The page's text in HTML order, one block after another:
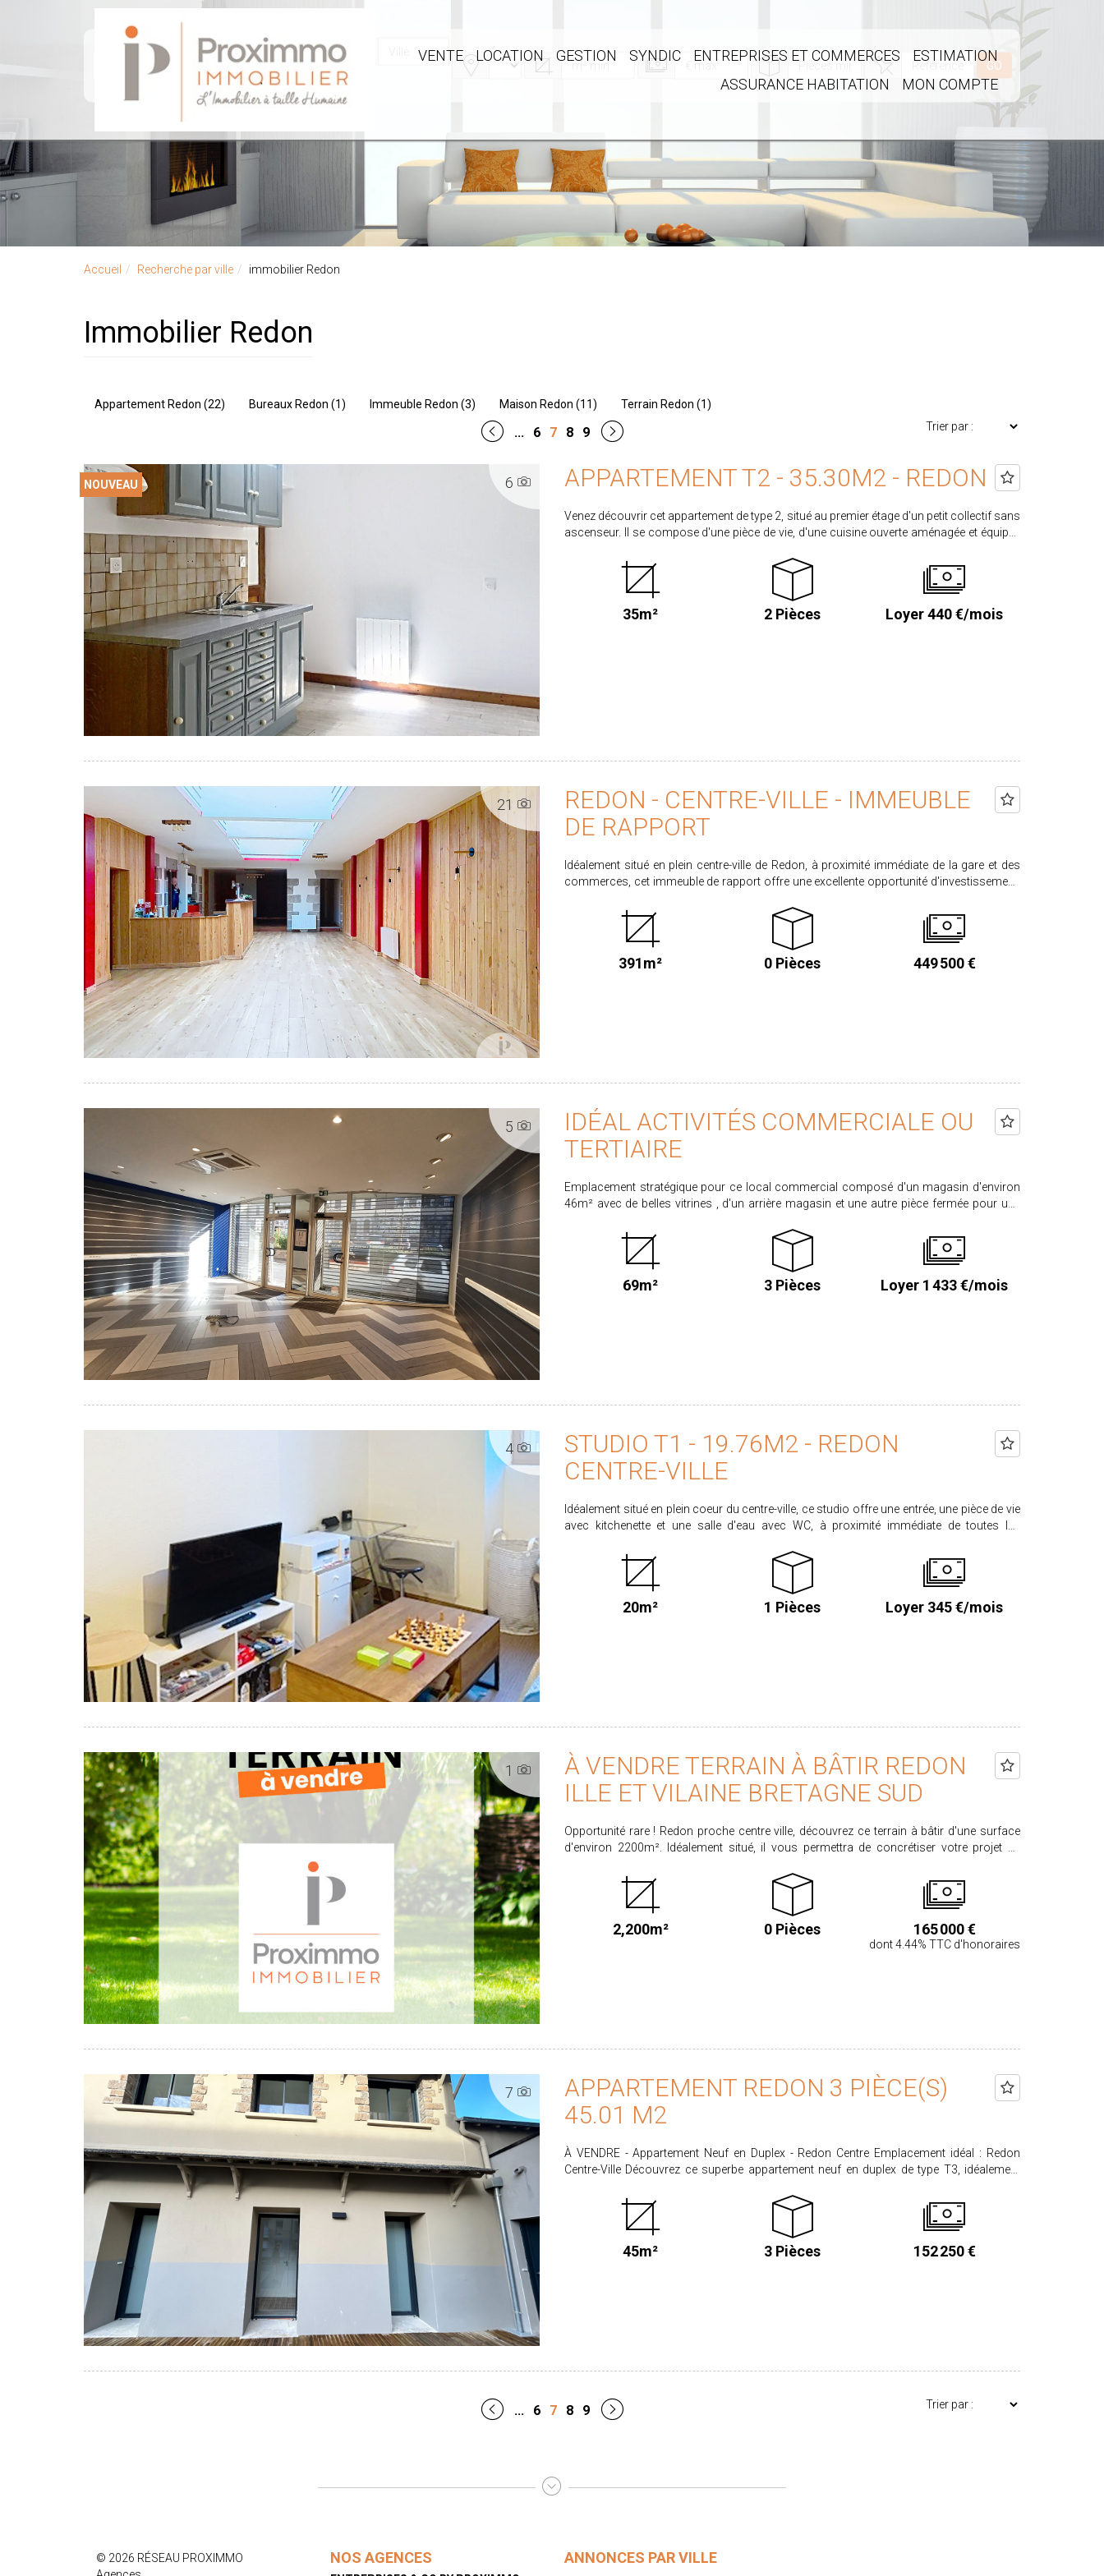
VENTE LOCATION GESTION SYNDIC ENTREPRISES ET COMMERCES
ESTIMATION
ASSURANCE HABITATION
MON COMPTE
GO
Accueil Recherche par ville immobilier Redon
immobilier Redon
Appartement Redon (22) Bureaux Redon (1) Immeuble Redon (3) Maison Redon (11) Terrain Redon (1)
... 6 7 8 9
6
NOUVEAU APPARTEMENT T2 - 35.30M2 - REDON
Venez découvrir cet appartement de type 2, situé au premier étage d'un petit collectif sans
ascenseur. Il se compose d'une pièce de vie, d'une cuisine ouverte aménagée et équipée
privatif complète ce bien. Disponible de suite. Loyer : 440.00€ Dépôt de garantie : 440.00€
Honoraires : 369.90€ dont 105.90€ pour la réalisation de l'état des lieux d'entrée. CLASSE
ENERGIE : D CLASSE CLIMAT : B Retrouvez l'ensemble de nos biens sur www.proximmo-
immobilier.com Les informations sur les risques auxquels ce bien est exposé sont
35m² 2 Pièces Loyer 440 €/mois
21
REDON - CENTRE-VILLE - IMMEUBLE
DE RAPPORT
Idéalement situé en plein centre-ville de Redon, à proximité immédiate de la gare et des
commerces, cet immeuble de rapport offre une excellente opportunité d'investissement.
commercial à louer (ancien restaurant) 1 studio 1 appartement T1 bis 2 appartements
Potentiel de rentabilité supplémentaire avec la mise en location du local commercial
391m² 0 Pièces 449 500 €
5
IDÉAL ACTIVITÉS COMMERCIALE OU
TERTIAIRE
Emplacement stratégique pour ce local commercial composé d'un magasin d'environ
46m² avec de belles vitrines , d'un arrière magasin et une autre pièce fermée pour une
m² . Sanitaires . Disponible de suite. Loyer mensuel HT 1433.00 € Dépôt de garantie :
1433.00 € Honoraires à la charge du preneur : 12,00 % du loyer annuel hors taxe soit
2063,52€ HT + 600€ HT pour la rédaction du bail, soit un total de 2663,52€ HT.
69m² 3 Pièces Loyer 1 433 €/mois
4
STUDIO T1 - 19.76M2 - REDON
CENTRE-VILLE
Idéalement situé en plein coeur du centre-ville, ce studio offre une entrée, une pièce de vie
avec kitchenette et une salle d'eau avec WC, à proximité immédiate de toutes les
et eau. Dépôt de garantie : 315.00 € Honoraires : 216.40 € dont 58.32 € pour la réalisation
de l'état des lieux. Libre le 1er Avril 2026 CLASSE ENERGIE : C CLASSE CLIMAT : A
Retrouvez l'ensemble de nos biens sur www.proximmo-immobilier.com Les
informations sur les risques auxquels ce bien est exposé sont disponibles sur le site
20m² 1 Pièces Loyer 345 €/mois
1
À VENDRE TERRAIN À BÂTIR REDON
ILLE ET VILAINE BRETAGNE SUD
Opportunité rare ! Redon proche centre ville, découvrez ce terrain à bâtir d'une surface
d'environ 2200m². Idéalement situé, il vous permettra de concrétiser votre projet de
commodités (commerces, écoles, gare, services). À visiter sans tarder - contactez votre
professionnel au 02.99.72.30.30 PRIX HAI : 165.000 € dont 4.5% d'honoraires à la charge
de l'acquéreur calculé sur un prix principal de 157.990€ Les informations sur les risques
auxquels ce bien est exposé sont disponibles sur le site www.georisques.gouv.fr
2,200m² 0 Pièces 165 000 €
dont 4.44% TTC d'honoraires
7
APPARTEMENT REDON 3 PIÈCE(S)
45.01 M2
À VENDRE - Appartement Neuf en Duplex - Redon Centre Emplacement idéal : Redon
Centre-Ville Découvrez ce superbe appartement neuf en duplex de type T3, idéalement
Caractéristiques principales : - 2 belles chambres lumineuses 1 salle d'eau et wc à
chaque niveau - Cuisine ouverte sur séjour - Petite terrasse Ce duplex allie confort,
luminosité et prestations de qualité. Parfait pour un premier achat, un investissement
locatif ou un pied-à-terre entre Rennes et la mer ! Prix HAI : 152.250 € - Honoraires
45m² 3 Pièces 152 250 €
... 6 7 8 9
© 2026 RÉSEAU PROXIMMO
NOS AGENCES ANNONCES PAR VILLE